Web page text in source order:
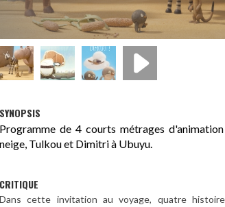
SYNOPSIS
Programme de 4 courts métrages
neige, Tulkou et Dimitri à Ubuyu.
CRITIQUE
Dans cette invitation au voyage, quatre